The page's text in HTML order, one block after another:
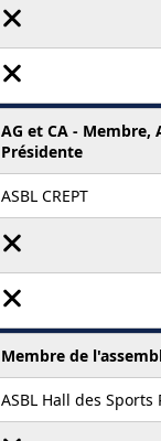
AG et CA -
Présidente
ASBL CREPT
Membre de
ASBL Hall des Sports